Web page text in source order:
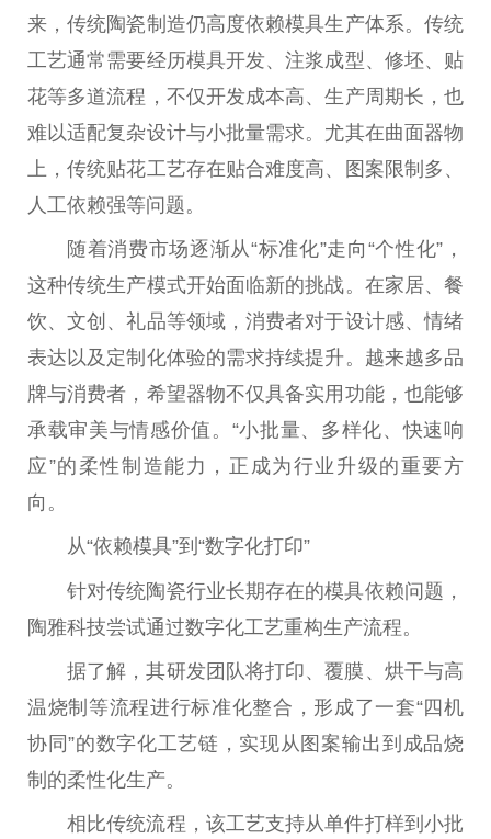
来，传统陶瓷制造仍高度依赖模具生产体系。传统
工艺通常需要经历模具开发、注浆成型、修坯、贴
花等多道流程，不仅开发成本高、生产周期长，也
难以适配复杂设计与小批量需求。尤其在曲面器物
上，传统贴花工艺存在贴合难度高、图案限制多、
人工依赖强等问题。
随着消费市场逐渐从“标准化”走向“个性化”，
这种传统生产模式开始面临新的挑战。在家居、餐
饮、文创、礼品等领域，消费者对于设计感、情绪
表达以及定制化体验的需求持续提升。越来越多品
牌与消费者，希望器物不仅具备实用功能，也能够
承载审美与情感价值。“小批量、多样化、快速响
应”的柔性制造能力，正成为行业升级的重要方
向。
从“依赖模具”到“数字化打印”
针对传统陶瓷行业长期存在的模具依赖问题，
陶雅科技尝试通过数字化工艺重构生产流程。
据了解，其研发团队将打印、覆膜、烘干与高
温烧制等流程进行标准化整合，形成了一套“四机
协同”的数字化工艺链，实现从图案输出到成品烧
制的柔性化生产。
相比传统流程，该工艺支持从单件打样到小批